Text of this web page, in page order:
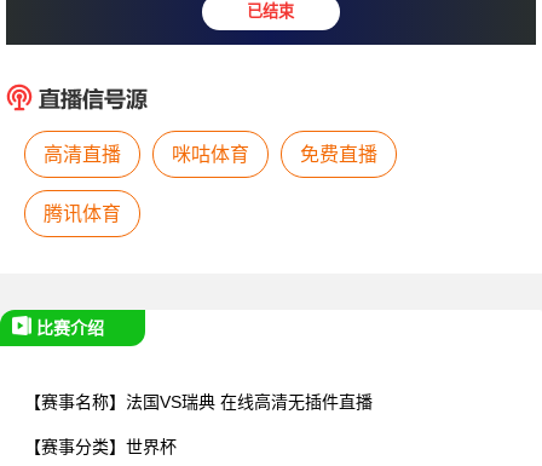
法国 : 瑞
高清直播 咪咕体育 免费直播
腾讯体育
比赛介绍
【赛事名称】 法国VS瑞典 在线高清无插件直播
【赛事分类】 世界杯